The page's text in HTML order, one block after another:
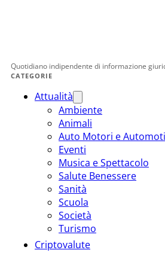
Quotidiano indipendente di informazione
CATEGORIE
Attualità
Ambiente
Animali
Auto Motori e
Eventi
Musica e Spettacolo
Salute Benessere
Sanità
Scuola
Società
Turismo
Criptovalute